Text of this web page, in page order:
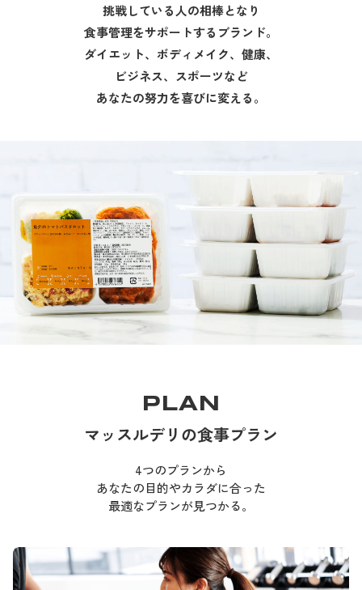
挑戦している人の相棒となり
食事管理をサポートするブランド。
ダイエット、ボディメイク、健康、
ビジネス、スポーツなど
あなたの努力を喜びに変える。
PLAN
マッスルデリの食事プラン
4つのプランから
あなたの目的やカラダに合った
最適なプランが見つかる。